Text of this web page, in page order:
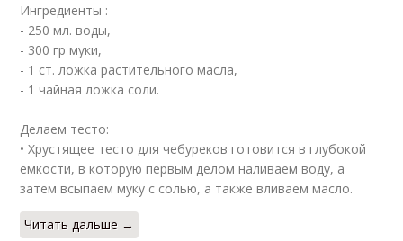
Ингредиенты :
- 250 мл. воды,
- 300 гр муки,
- 1 ст. ложка растительного масла,
- 1 чайная ложка соли.
Делаем тесто:
• Хрустящее тесто для чебуреков готовится в глубокой
емкости, в которую первым делом наливаем воду, а
затем всыпаем муку с солью, а также вливаем масло.
Читать дальше →